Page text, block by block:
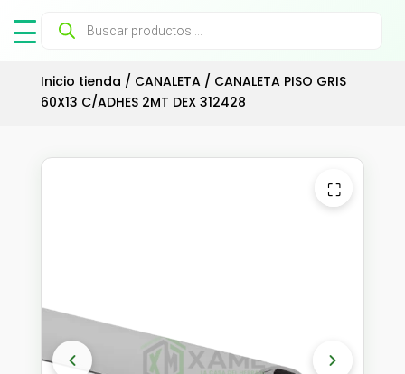
Búsqueda
productos
Inicio tienda / CANALETA/ CANALETA PISO GRIS
60X13 C/ADHES 2MT DEX 312428
⛶